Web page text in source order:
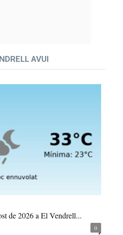
AVUI
de 2026 a El Vendrell...
0